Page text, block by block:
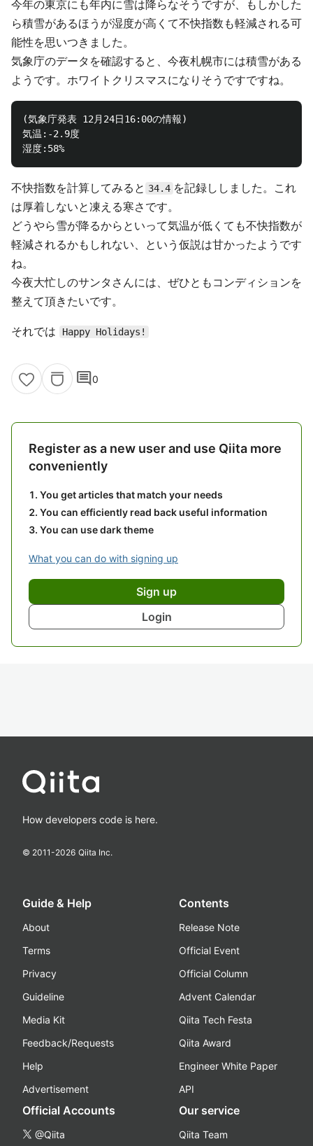
今年の東京にも年内に雪は降らなそうですが、もしかした
ら積雪があるほうが湿度が高くて不快指数も軽減される可
能性を思いつきました。
気象庁のデータを確認すると、今夜札幌市には積雪がある
ようです。ホワイトクリスマスになりそうですですね。
(気象庁発表 12月24日16:00の情報)
気温:-2.9度
不快指数を計算してみると 34.4 を記録ししました。これ
は厚着しないと凍える寒さです。
どうやら雪が降るからといって気温が低くても不快指数が
軽減されるかもしれない、という仮説は甘かったようです
ね。
今夜大忙しのサンタさんには、ぜひともコンディションを
整えて頂きたいです。
それでは Happy Holidays!
comment0
Register as a new user and use Qiita more
conveniently
You get articles that match your needs
You can efficiently read back useful information
You can use dark theme
What you can do with signing up
Sign up
Login
How developers code is here.
© 2011-2026 Qiita Inc.
Guide & Help
About
Terms
Privacy
Guideline
Media Kit
Feedback/Requests
Help
Advertisement
Contents
Release Note
Official Event
Official Column
Advent Calendar
Qiita Tech Festa
Qiita Award
Engineer White Paper
API
Official Accounts
@Qiita
Our service
Qiita Team